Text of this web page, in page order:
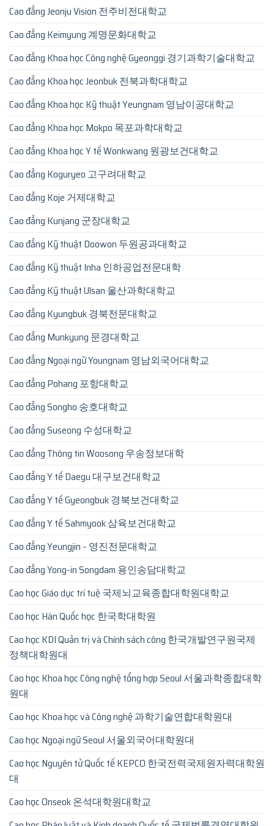
Cao đẳng Jeonju Vision 전주비전대학교
Cao đẳng Keimyung 계명문화대학교
Cao đẳng Khoa học Công nghệ Gyeonggi 경기과학기술대학교
Cao đẳng Khoa học Jeonbuk 전북과학대학교
Cao đẳng Khoa học Kỹ thuật Yeungnam 영남이공대학교
Cao đẳng Khoa học Mokpo 목포과학대학교
Cao đẳng Khoa học Y tế Wonkwang 원광보건대학교
Cao đẳng Koguryeo 고구려대학교
Cao đẳng Koje 거제대학교
Cao đẳng Kunjang 군장대학교
Cao đẳng Kỹ thuật Doowon 두원공과대학교
Cao đẳng Kỹ thuật Inha 인하공업전문대학
Cao đẳng Kỹ thuật Ulsan 울산과학대학교
Cao đẳng Kyungbuk 경북전문대학교
Cao đẳng Munkyung 문경대학교
Cao đẳng Ngoại ngữ Youngnam 영남외국어대학교
Cao đẳng Pohang 포항대학교
Cao đẳng Songho 송호대학교
Cao đẳng Suseong 수성대학교
Cao đẳng Thông tin Woosong 우송정보대학
Cao đẳng Y tế Daegu 대구보건대학교
Cao đẳng Y tế Gyeongbuk 경북보건대학교
Cao đẳng Y tế Sahmyook 삼육보건대학교
Cao đẳng Yeungjin – 영진전문대학교
Cao đẳng Yong-in Songdam 용인송담대학교
Cao học Giáo dục trí tuệ 국제뇌교육종합대학원대학교
Cao học Hàn Quốc học 한국학대학원
Cao học KDI Quản trị và Chính sách công 한국개발연구원국제
정책대학원대
Cao học Khoa học Công nghệ tổng hợp Seoul 서울과학종합대학
원대
Cao học Khoa học và Công nghệ 과학기술연합대학원대
Cao học Ngoại ngữ Seoul 서울외국어대학원대
Cao học Nguyên tử Quốc tế KEPCO 한국전력국제원자력대학원
대
Cao học Onseok 온석대학원대학교